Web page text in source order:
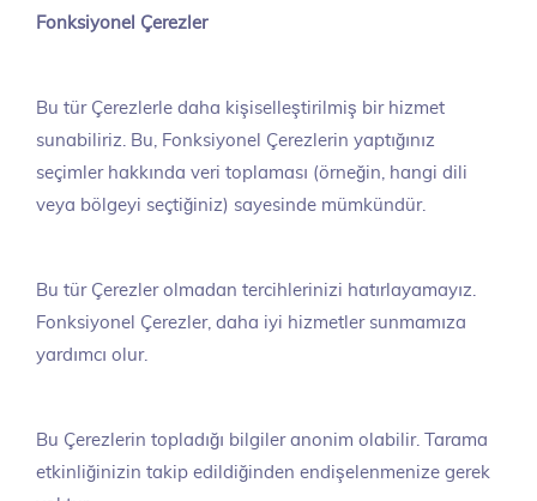
Fonksiyonel Çerezler
Bu tür Çerezlerle daha kişiselleştirilmiş bir hizmet
sunabiliriz. Bu, Fonksiyonel Çerezlerin yaptığınız
seçimler hakkında veri toplaması (örneğin, hangi dili
veya bölgeyi seçtiğiniz) sayesinde mümkündür.
Bu tür Çerezler olmadan tercihlerinizi hatırlayamayız.
Fonksiyonel Çerezler, daha iyi hizmetler sunmamıza
yardımcı olur.
Bu Çerezlerin topladığı bilgiler anonim olabilir. Tarama
etkinliğinizin takip edildiğinden endişelenmenize gerek